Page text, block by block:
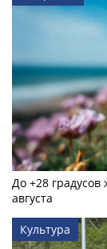
До +28
августа
Культура